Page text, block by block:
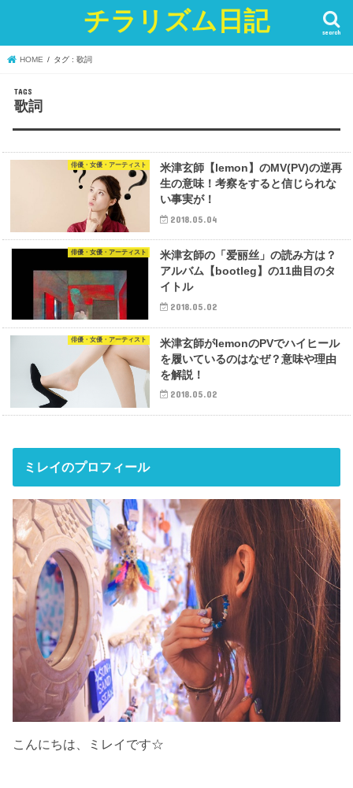
チラリズム日記 search
HOME タグ : 歌詞
歌詞
俳優・女優・アーティスト
米津玄師【lemon】のMV(PV)の逆再
生の意味！考察をすると信じられな
い事実が！
2018.05.04
俳優・女優・アーティスト
米津玄師の「爱丽丝」の読み方は？
アルバム【bootleg】の11曲目のタ
イトル
2018.05.02
俳優・女優・アーティスト
米津玄師がlemonのPVでハイヒール
を履いているのはなぜ？意味や理由
を解説！
2018.05.02
ミレイのプロフィール
こんにちは、ミレイです☆